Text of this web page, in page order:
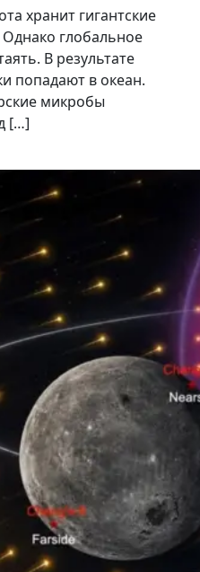
хранит гигантские
Однако глобальное
В результате
попадают в океан.
микробы
[…]